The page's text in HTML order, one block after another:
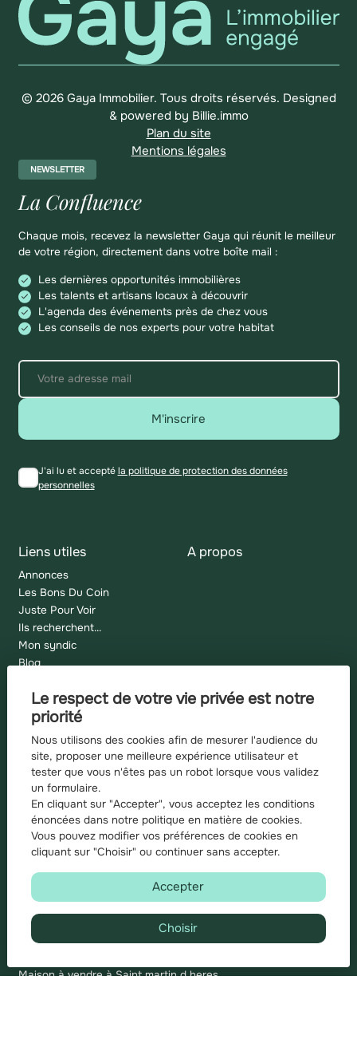
Le respect de votre vie privée est notre
priorité
Nous utilisons des cookies afin de mesurer l'audience du
site, proposer une meilleure expérience utilisateur et
tester que vous n'êtes pas un robot lorsque vous validez
un formulaire.
En cliquant sur "Accepter", vous acceptez les conditions
énoncées dans notre politique en matière de cookies.
Vous pouvez modifier vos préférences de cookies en
cliquant sur "Choisir" ou continuer sans accepter.
Accepter
Choisir
NEWSLETTER
La Confluence
Chaque mois, recevez la newsletter Gaya qui réunit le meilleur
de votre région, directement dans votre boîte mail :
Les dernières opportunités immobilières
Les talents et artisans locaux à découvrir
L'agenda des événements près de chez vous
Les conseils de nos experts pour votre habitat
M'inscrire
J'ai lu et acceptéla politique de protection des données
personnelles
Liens utiles
Annonces
Les Bons Du Coin
Juste Pour Voir
Ils recherchent...
Mon syndic
Blog
Mentions légales
Barème d'honoraires
A propos
Recherches fréquentes
Appartement à vendre à Grenoble
Appartement à vendre à Grenoble
Appartement à vendre à Saint martin d heres
Appartement à vendre à Domene
Maison à vendre à Domene
Appartement à vendre à Echirolles
Appartement à vendre à Gieres
Appartement à vendre à Villard bonnot
Maison à vendre à Saint martin d heres
© 2026 Gaya Immobilier. Tous droits réservés. Designed
& powered by Billie.immo
Plan du site
Mentions légales